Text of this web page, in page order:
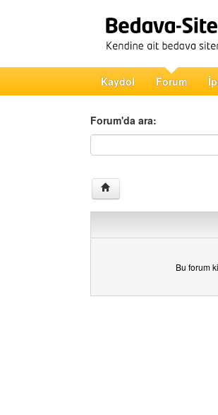
Kaydol Forum
Forum'da ara:
Forum'da ara
Bu forum